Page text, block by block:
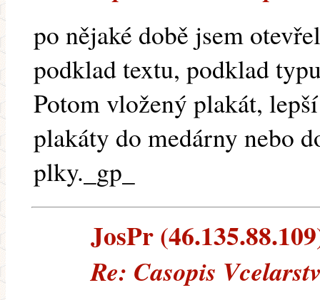
po nějaké době jsem
podklad textu, podklad
Potom vložený plakát,
plakáty do medárny nebo
plky._gp_
JosPr
Re: Casopis